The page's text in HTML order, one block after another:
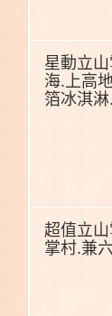
星動立
海.上高
箔冰淇
超值立
掌村.兼